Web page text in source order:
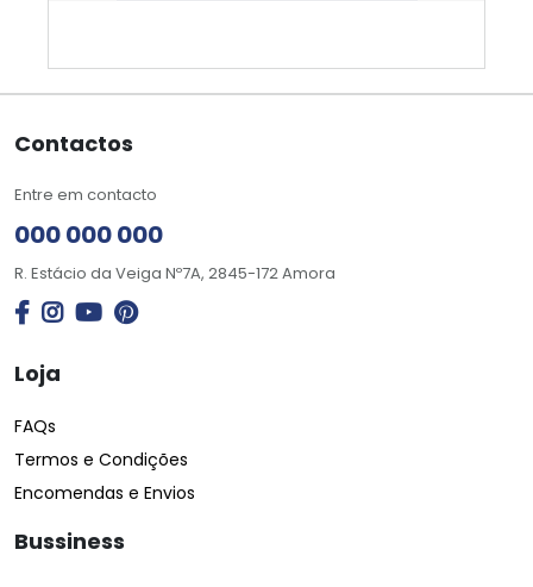
Contactos
Entre em contacto
000 000 000
R. Estácio da Veiga Nº7A, 2845-172 Amora
Loja
FAQs
Termos e Condições
Encomendas e Envios
Bussiness